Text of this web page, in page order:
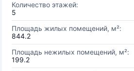
Количество этажей:
5
Площадь жилых помещений, м²:
844.2
Площадь нежилых помещений, м²:
199.2